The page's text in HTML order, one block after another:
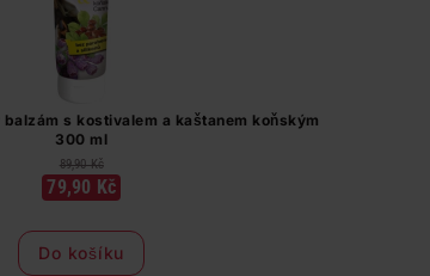
balzám s kostivalem a kaštanem koňským
300 ml
89,90 Kč
79,90 Kč
Do košíku